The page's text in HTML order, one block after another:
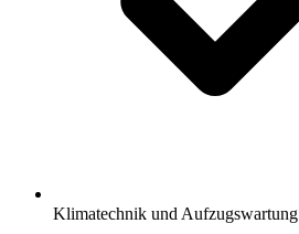
Klimatechnik und Aufzugswartung